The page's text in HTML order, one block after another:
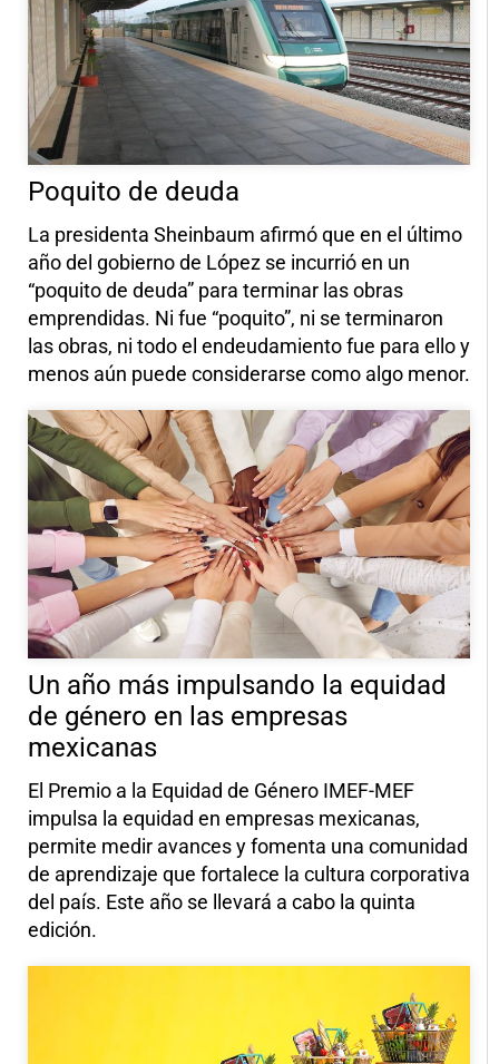
Poquito de deuda
La presidenta Sheinbaum afirmó que en el último
año del gobierno de López se incurrió en un
“poquito de deuda” para terminar las obras
emprendidas. Ni fue “poquito”, ni se terminaron
las obras, ni todo el endeudamiento fue para ello y
menos aún puede considerarse como algo menor.
Un año más impulsando la equidad
de género en las empresas
mexicanas
El Premio a la Equidad de Género IMEF-MEF
impulsa la equidad en empresas mexicanas,
permite medir avances y fomenta una comunidad
de aprendizaje que fortalece la cultura corporativa
del país. Este año se llevará a cabo la quinta
edición.